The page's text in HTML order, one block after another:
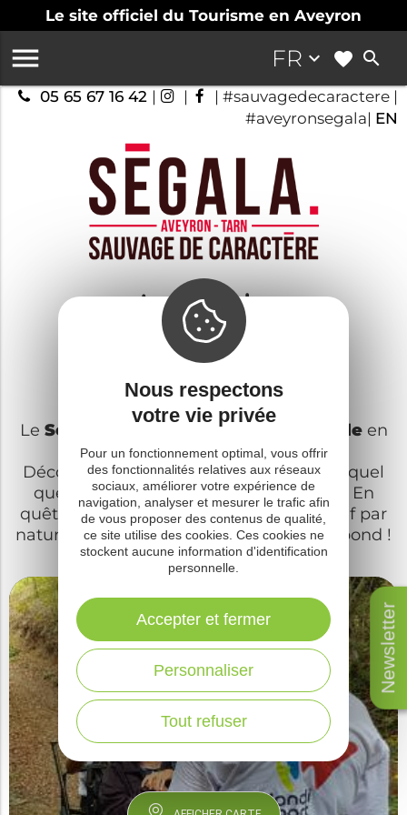
Le site officiel du Tourisme en Aveyron
Newsletter
FR keyboard_arrow_down search

05 65 67 16 42 | |
| #sauvagedecaractere |
#aveyronsegala| EN
Le Ségala
Handi-accessible
Le Ségala handi-accessible en
Aveyron.
Découvrez nos idées et offres adaptées quel
que soit votrehandicapet vos envies. En
quête de visites, de patrimoine ou sportif par
nature, trouvez l’activité qui vous correspond !
Nous respectons
votre vie privée
Pour un fonctionnement optimal, vous offrir
des fonctionnalités relatives aux réseaux
sociaux, améliorer votre expérience de
navigation, analyser et mesurer le trafic afin
de vous proposer des contenus de qualité,
ce site utilise des cookies. Ces cookies ne
stockent aucune information d'identification
personnelle.
Tout refuser
Personnaliser
Accepter et fermer